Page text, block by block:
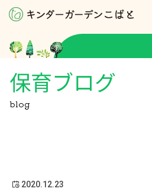
保育ブログ
blog
2020.12.23